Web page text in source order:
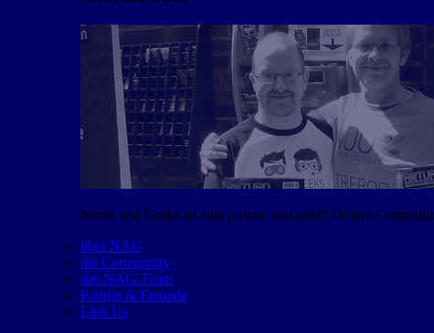
Nerds and Geeks ist eine private non-profit Online-
über NAG
die Community
das NAG-Team
Partner & Freunde
Link Us